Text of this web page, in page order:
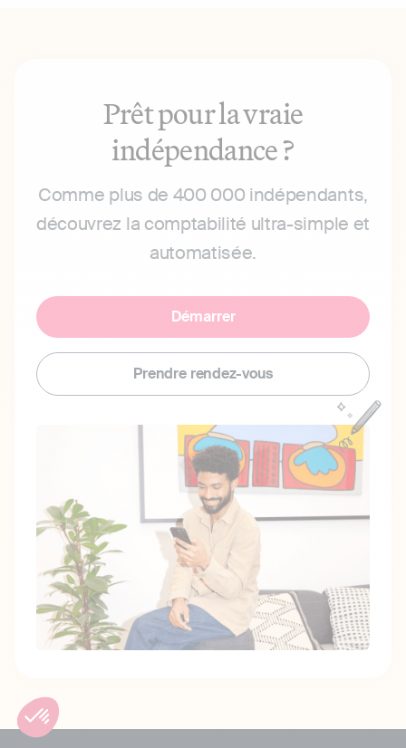
Prêt pour la vraie
indépendance ?
Comme plus de 400 000 indépendants,
découvrez la comptabilité ultra-simple et
automatisée.
Démarrer
Prendre rendez-vous